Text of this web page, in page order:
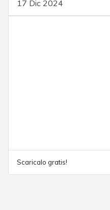
17 Dic 2024
Scaricalo gratis!